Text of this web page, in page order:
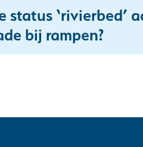
‘rivierbed’
bij rampen?